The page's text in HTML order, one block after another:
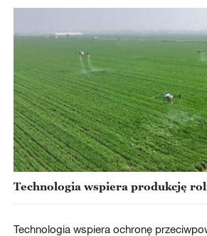
Technologia wspiera produkcję
Technologia wspiera ochronę